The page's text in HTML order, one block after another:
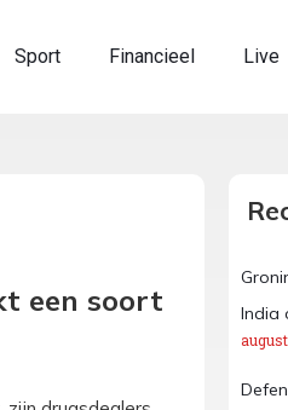
Sport Financieel Live
een soort
India